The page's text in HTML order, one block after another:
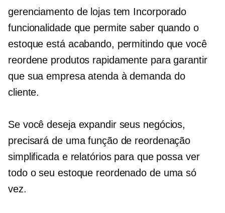
gerenciamento de lojas tem Incorporado
funcionalidade que permite saber quando o
estoque está acabando, permitindo que você
reordene produtos rapidamente para garantir
que sua empresa atenda à demanda do
cliente.
Se você deseja expandir seus negócios,
precisará de uma função de reordenação
simplificada e relatórios para que possa ver
todo o seu estoque reordenado de uma só
vez.